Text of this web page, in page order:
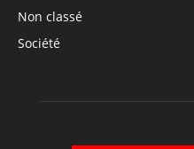
Non classé
Société